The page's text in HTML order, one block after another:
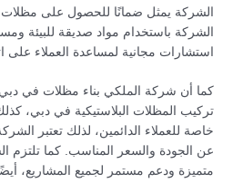
الشركة يمثل ضمانًا للحصول على مظلات
الشركة باستخدام مواد صديقة للبيئة
استشارات مجانية لمساعدة العملاء على
كما أن شركة الملكي بناء مظلات في
تركيب المظلات البلاستيكية في دبي،
خاصة للعملاء الدائمين، لذلك تعتبر
عن الجودة والسعر المناسب. كما تلتزم
متميزة ودعم مستمر لجميع المشاريع،